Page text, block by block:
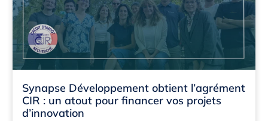
Synapse Développement obtient l’agrément
CIR : un atout pour financer vos projets
d’innovation